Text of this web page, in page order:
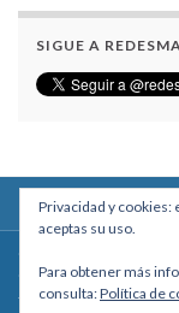
SIGUE A
Calle Macario Pinilla #
- La Paz, Bolivia
Privacidad y cookies:
aceptas su uso.
Para obtener más
consulta:Política de